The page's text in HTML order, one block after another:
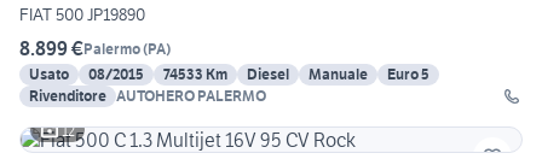
FIAT 500 JP19890
8.899 €Palermo(PA)
Usato
08/2015 74533 Km Diesel Manuale
Euro 5
Rivenditore AUTOHERO PALERMO
12